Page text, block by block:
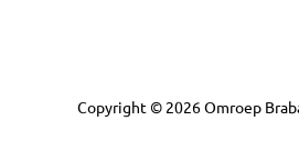
Copyright © 2026Omroep